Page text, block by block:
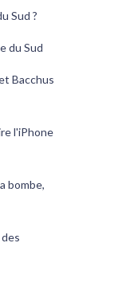
Sud ?
du Sud
Bacchus
l'iPhone
bombe,